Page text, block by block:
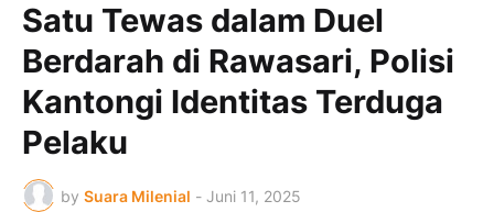
Satu Tewas dalam Duel
Berdarah di Rawasari, Polisi
Kantongi Identitas Terduga
Pelaku
by Suara Milenial - Juni 11, 2025